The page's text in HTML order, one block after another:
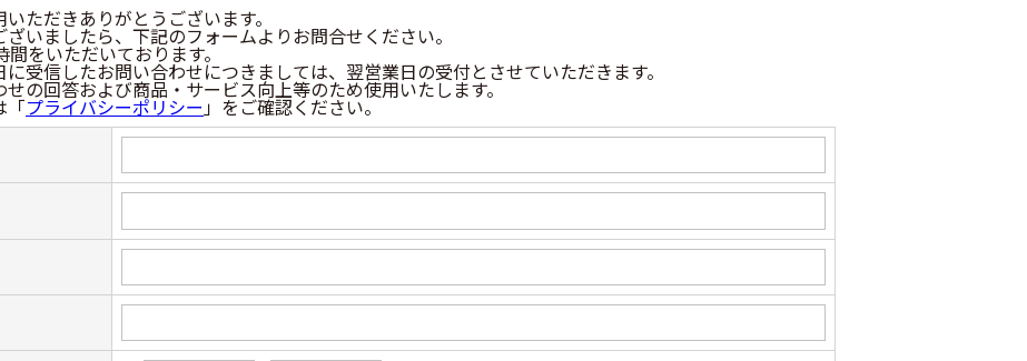
ただきありがとうございます。
いましたら、下記のフォームよりお問合せください。
をいただいております。
受信したお問い合わせにつきましては、翌営業日の受付とさせていただきます。
の回答および商品・サービス向上等のため使用いたします。
「プライバシーポリシー」をご確認ください。